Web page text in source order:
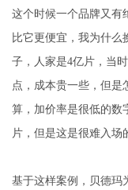
这个时候一个品牌又有
比它更便宜，我为什么
子，人家是4亿片，当
点，成本贵一些，但是
算，加价率是很低的数
片，但是这是很难入场
基于这样案例，贝德玛